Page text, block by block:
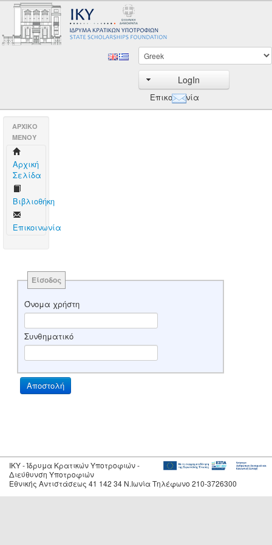
LogIn
Επικοινωνία
AΡΧΙΚΟ
ΜΕΝΟΥ
Aρχική
Σελίδα
Βιβλιοθήκη
Επικοινωνία
Είσοδος
Όνομα χρήστη
Συνθηματικό
IKY - Ίδρυμα Κρατικών Υποτροφιών -
Διεύθυνση Υποτροφιών
Εθνικής Αντιστάσεως 41 142 34 Ν.Ιωνία Τηλέφωνο 210-3726300